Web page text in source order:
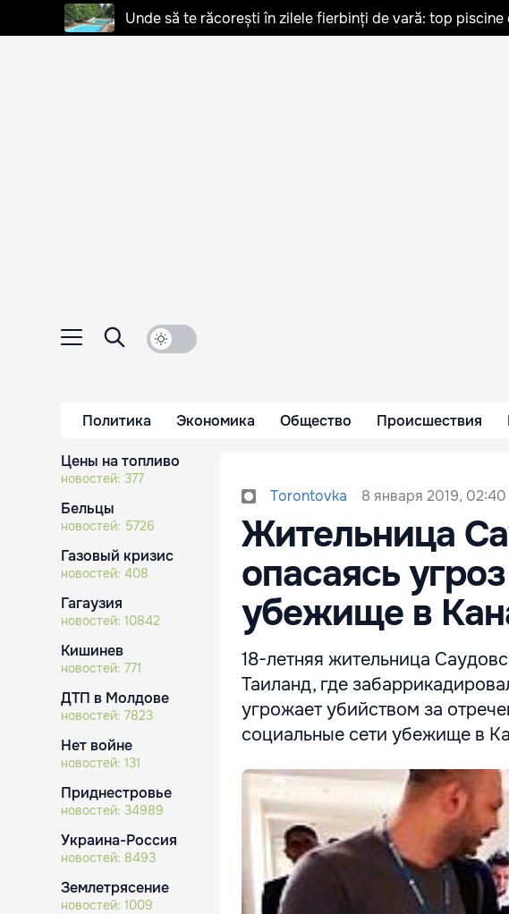
Unde să te răcorești în zilele fierbinți de vară: top piscine
Политика Экономика Общество Происшествия
Цены на топливо
новостей: 377
Бельцы
новостей: 5726
Газовый кризис
новостей: 408
Гагаузия
новостей: 10842
Кишинев
новостей: 771
ДТП в Молдове
новостей: 7823
Нет войне
новостей: 131
Приднестровье
новостей: 34989
Украина-Россия
новостей: 8493
Землетрясение
новостей: 1009
Torontovka 8 января 2019, 02:40
Жительница
опасаясь
убежище в
18-летняя жительница
Таиланд, где
угрожает убийством за
социальные сети убежище в